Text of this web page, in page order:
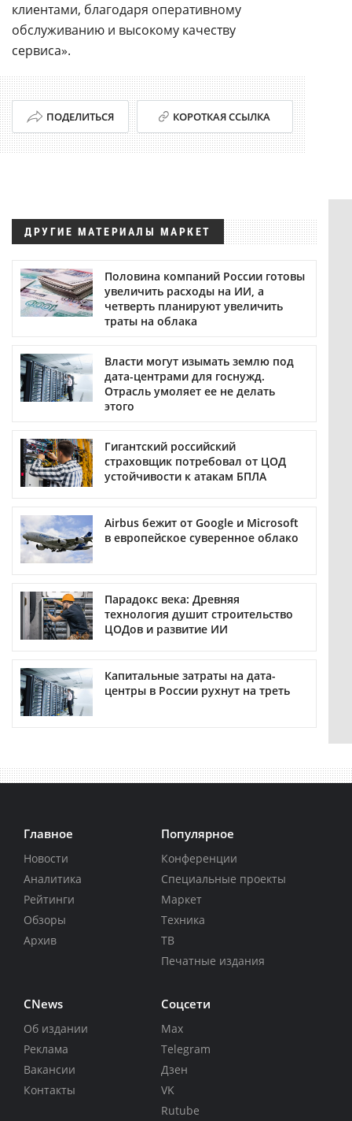
клиентами, благодаря оперативному
обслуживанию и высокому качеству
сервиса».
ПОДЕЛИТЬСЯ КОРОТКАЯ ССЫЛКА
ДРУГИЕ МАТЕРИАЛЫ МАРКЕТ
Половина компаний России готовы
увеличить расходы на ИИ, а
четверть планируют увеличить
траты на облака
Власти могут изымать землю под
дата-центрами для госнужд.
Отрасль умоляет ее не делать
этого
Гигантский российский
страховщик потребовал от ЦОД
устойчивости к атакам БПЛА
Airbus бежит от Google и Microsoft
в европейское суверенное облако
Парадокс века: Древняя
технология душит строительство
ЦОДов и развитие ИИ
Капитальные затраты на дата-
центры в России рухнут на треть
Главное
Новости
Аналитика
Рейтинги
Обзоры
Архив
Популярное
Конференции
Специальные проекты
Маркет
Техника
ТВ
Печатные издания
CNews
Об издании
Реклама
Вакансии
Контакты
Соцсети
Max
Telegram
Дзен
VK
Rutube